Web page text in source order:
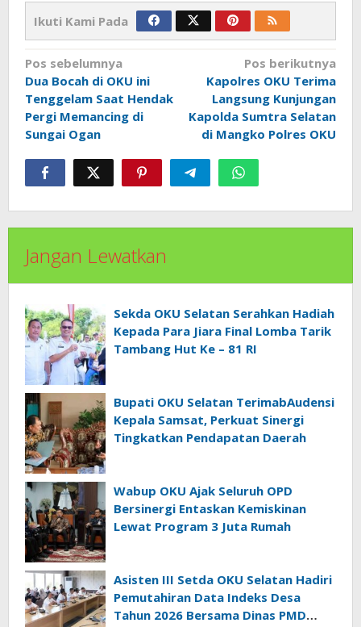
Ikuti Kami Pada
Navigasi
pos
Pos sebelumnya
Dua Bocah di OKU ini
Tenggelam Saat Hendak
Pergi Memancing di
Sungai Ogan
Pos berikutnya
Kapolres OKU Terima
Langsung Kunjungan
Kapolda Sumtra Selatan
di Mangko Polres OKU
Jangan Lewatkan
Sekda OKU Selatan Serahkan Hadiah
Kepada Para Jiara Final Lomba Tarik
Tambang Hut Ke – 81 RI
Bupati OKU Selatan TerimabAudensi
Kepala Samsat, Perkuat Sinergi
Tingkatkan Pendapatan Daerah
Wabup OKU Ajak Seluruh OPD
Bersinergi Entaskan Kemiskinan
Lewat Program 3 Juta Rumah
Asisten III Setda OKU Selatan Hadiri
Pemutahiran Data Indeks Desa
Tahun 2026 Bersama Dinas PMD